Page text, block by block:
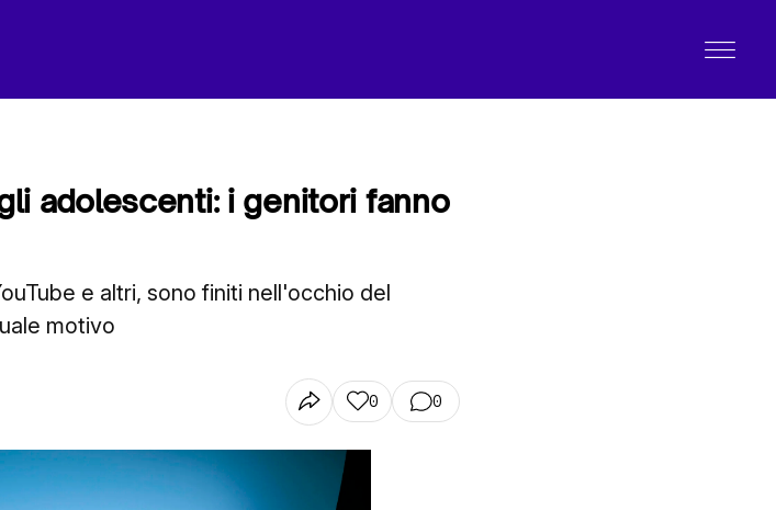
adolescenti: i genitori fanno
e altri, sono finiti nell'occhio del
motivo
0 0